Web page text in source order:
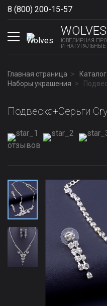
8 (800) 200-15-57
WOLVES
ЮВЕЛИРНАЯ
И
Главная страница Каталог
Наборы украшения
Подвеска+Серьги
отзывов